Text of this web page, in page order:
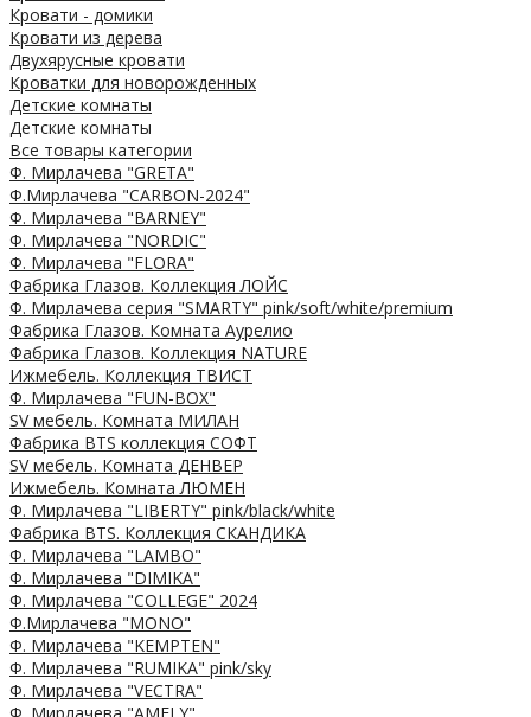
Кровати - домики
Кровати из дерева
Двухярусные кровати
Кроватки для новорожденных
Детские комнаты
Детские комнаты
Все товары категории
Ф. Мирлачева "GRETA"
Ф.Мирлачева "CARBON-2024"
Ф. Мирлачева "BARNEY"
Ф. Мирлачева "NORDIC"
Ф. Мирлачева "FLORA"
Фабрика Глазов. Коллекция ЛОЙС
Ф. Мирлачева серия "SMARTY" pink/soft/white/premium
Фабрика Глазов. Комната Аурелио
Фабрика Глазов. Коллекция NATURE
Ижмебель. Коллекция ТВИСТ
Ф. Мирлачева "FUN-BOX"
SV мебель. Комната МИЛАН
Фабрика BTS коллекция СОФТ
SV мебель. Комната ДЕНВЕР
Ижмебель. Комната ЛЮМЕН
Ф. Мирлачева "LIBERTY" pink/black/white
Фабрика BTS. Коллекция СКАНДИКА
Ф. Мирлачева "LAMBO"
Ф. Мирлачева "DIMIKA"
Ф. Мирлачева "COLLEGE" 2024
Ф.Мирлачева "MONO"
Ф. Мирлачева "KEMPTEN"
Ф. Мирлачева "RUMIKA" pink/sky
Ф. Мирлачева "VECTRA"